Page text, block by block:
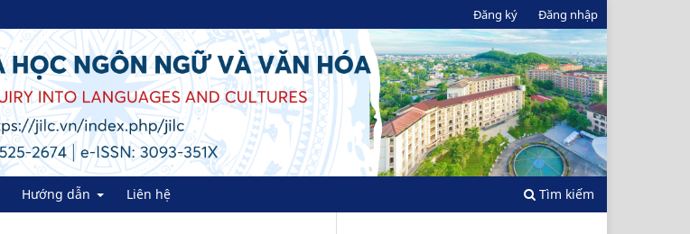
Hướng dẫn Liên hệ Tìm kiếm
Đăng ký Đăng nhập